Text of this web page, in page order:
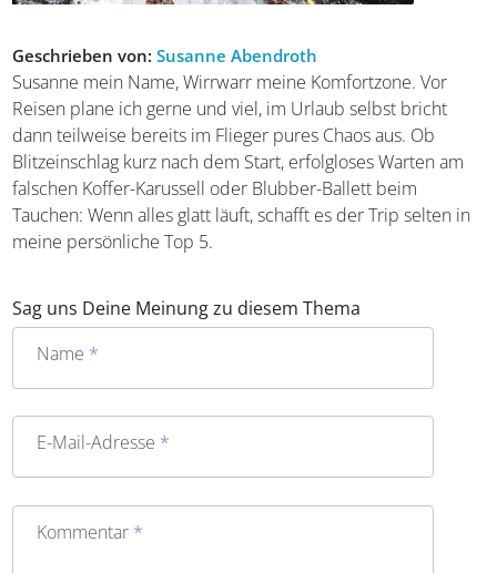
Geschrieben von:Susanne Abendroth
Susanne mein Name, Wirrwarr meine Komfortzone. Vor
Reisen plane ich gerne und viel, im Urlaub selbst bricht
dann teilweise bereits im Flieger pures Chaos aus. Ob
Blitzeinschlag kurz nach dem Start, erfolgloses Warten am
falschen Koffer-Karussell oder Blubber-Ballett beim
Tauchen: Wenn alles glatt läuft, schafft es der Trip selten in
meine persönliche Top 5.
Sag uns Deine Meinung zu diesem Thema
Name *
E-Mail-Adresse *
Kommentar *